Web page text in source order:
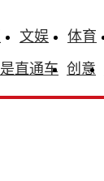
文娱 体育
直通车 创意